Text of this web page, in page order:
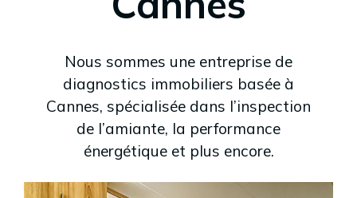
Nous sommes une entreprise de
diagnostics immobiliers basée à
Cannes, spécialisée dans l’inspection
de l’amiante, la performance
énergétique et plus encore.